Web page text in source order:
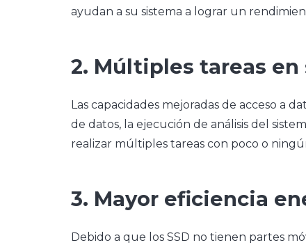
ayudan a su sistema a lograr un
2. Múltiples tareas
Las capacidades mejoradas de acceso a
de datos, la ejecución de análisis del
realizar múltiples tareas con poco o
3. Mayor eficiencia
Debido a que los SSD no tienen partes